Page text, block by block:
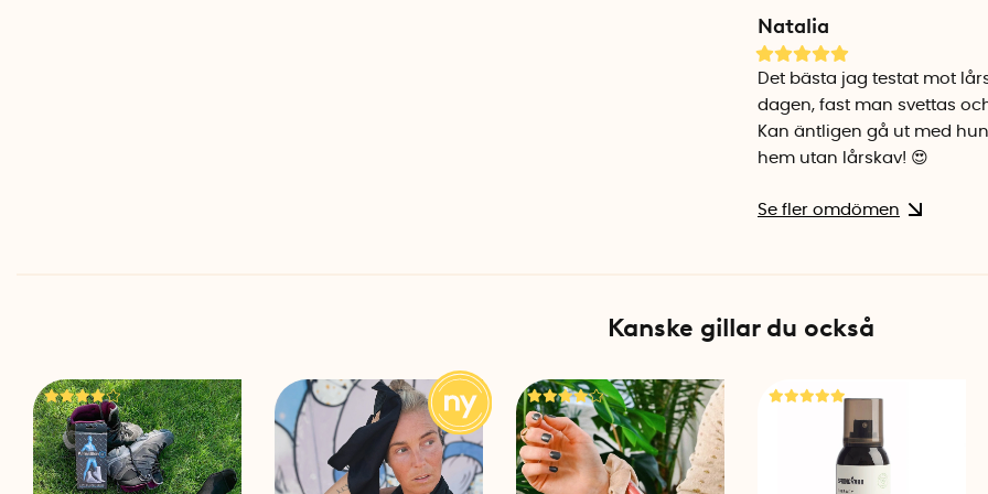
skaver eller där rodnader
Antiskavstift Comfort– Hud
Antiskavstiftet Comfort
mot huden. Comfort är
kalsonger kan skava. Kan
Antiskavstiftet ska förvara i
smälta. The Skin Agent
Antiskavstift bäst i test
Antiskavstiftet The Skin
Beauty Awards som delas
Natalia
Det bästa jag testat mot
dagen, fast man svettas
Kan äntligen gå ut med
hem utan lårskav! 😍
Se fler omdömen
Kanske gillar du också